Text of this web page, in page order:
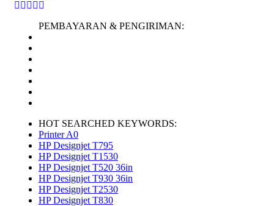
PEMBAYARAN & PENGIRIMAN:
HOT SEARCHED KEYWORDS:
Printer A0
HP Designjet T795
HP Designjet T1530
HP Designjet T520 36in
HP Designjet T930 36in
HP Designjet T2530
HP Designjet T830